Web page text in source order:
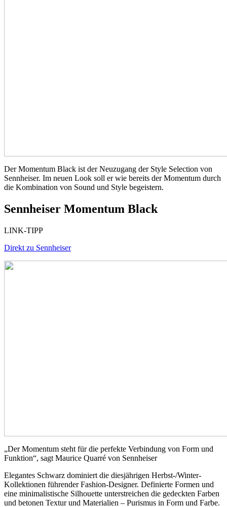
Der Momentum Black ist der Neuzugang der Style Selection von
Sennheiser. Im neuen Look soll er wie bereits der Momentum durch
die Kombination von Sound und Style begeistern.
Sennheiser Momentum Black
LINK-TIPP
Direkt zu Sennheiser
„Der Momentum steht für die perfekte Verbindung von Form und
Funktion“, sagt Maurice Quarré von Sennheiser
Elegantes Schwarz dominiert die diesjährigen Herbst-/Winter-
Kollektionen führender Fashion-Designer. Definierte Formen und
eine minimalistische Silhouette unterstreichen die gedeckten Farben
und betonen Textur und Materialien – Purismus in Form und Farbe.